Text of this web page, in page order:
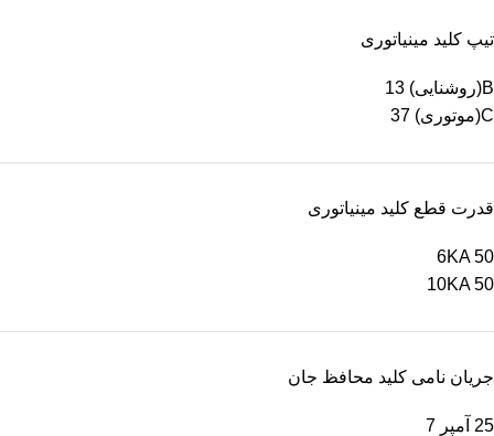
تیپ کلید مینیاتوری
B(روشنایی)
13
C(موتوری)
37
قدرت قطع کلید مینیاتوری
6KA 50
10KA 50
جریان نامی کلید محافظ جان
25 آمپر
7